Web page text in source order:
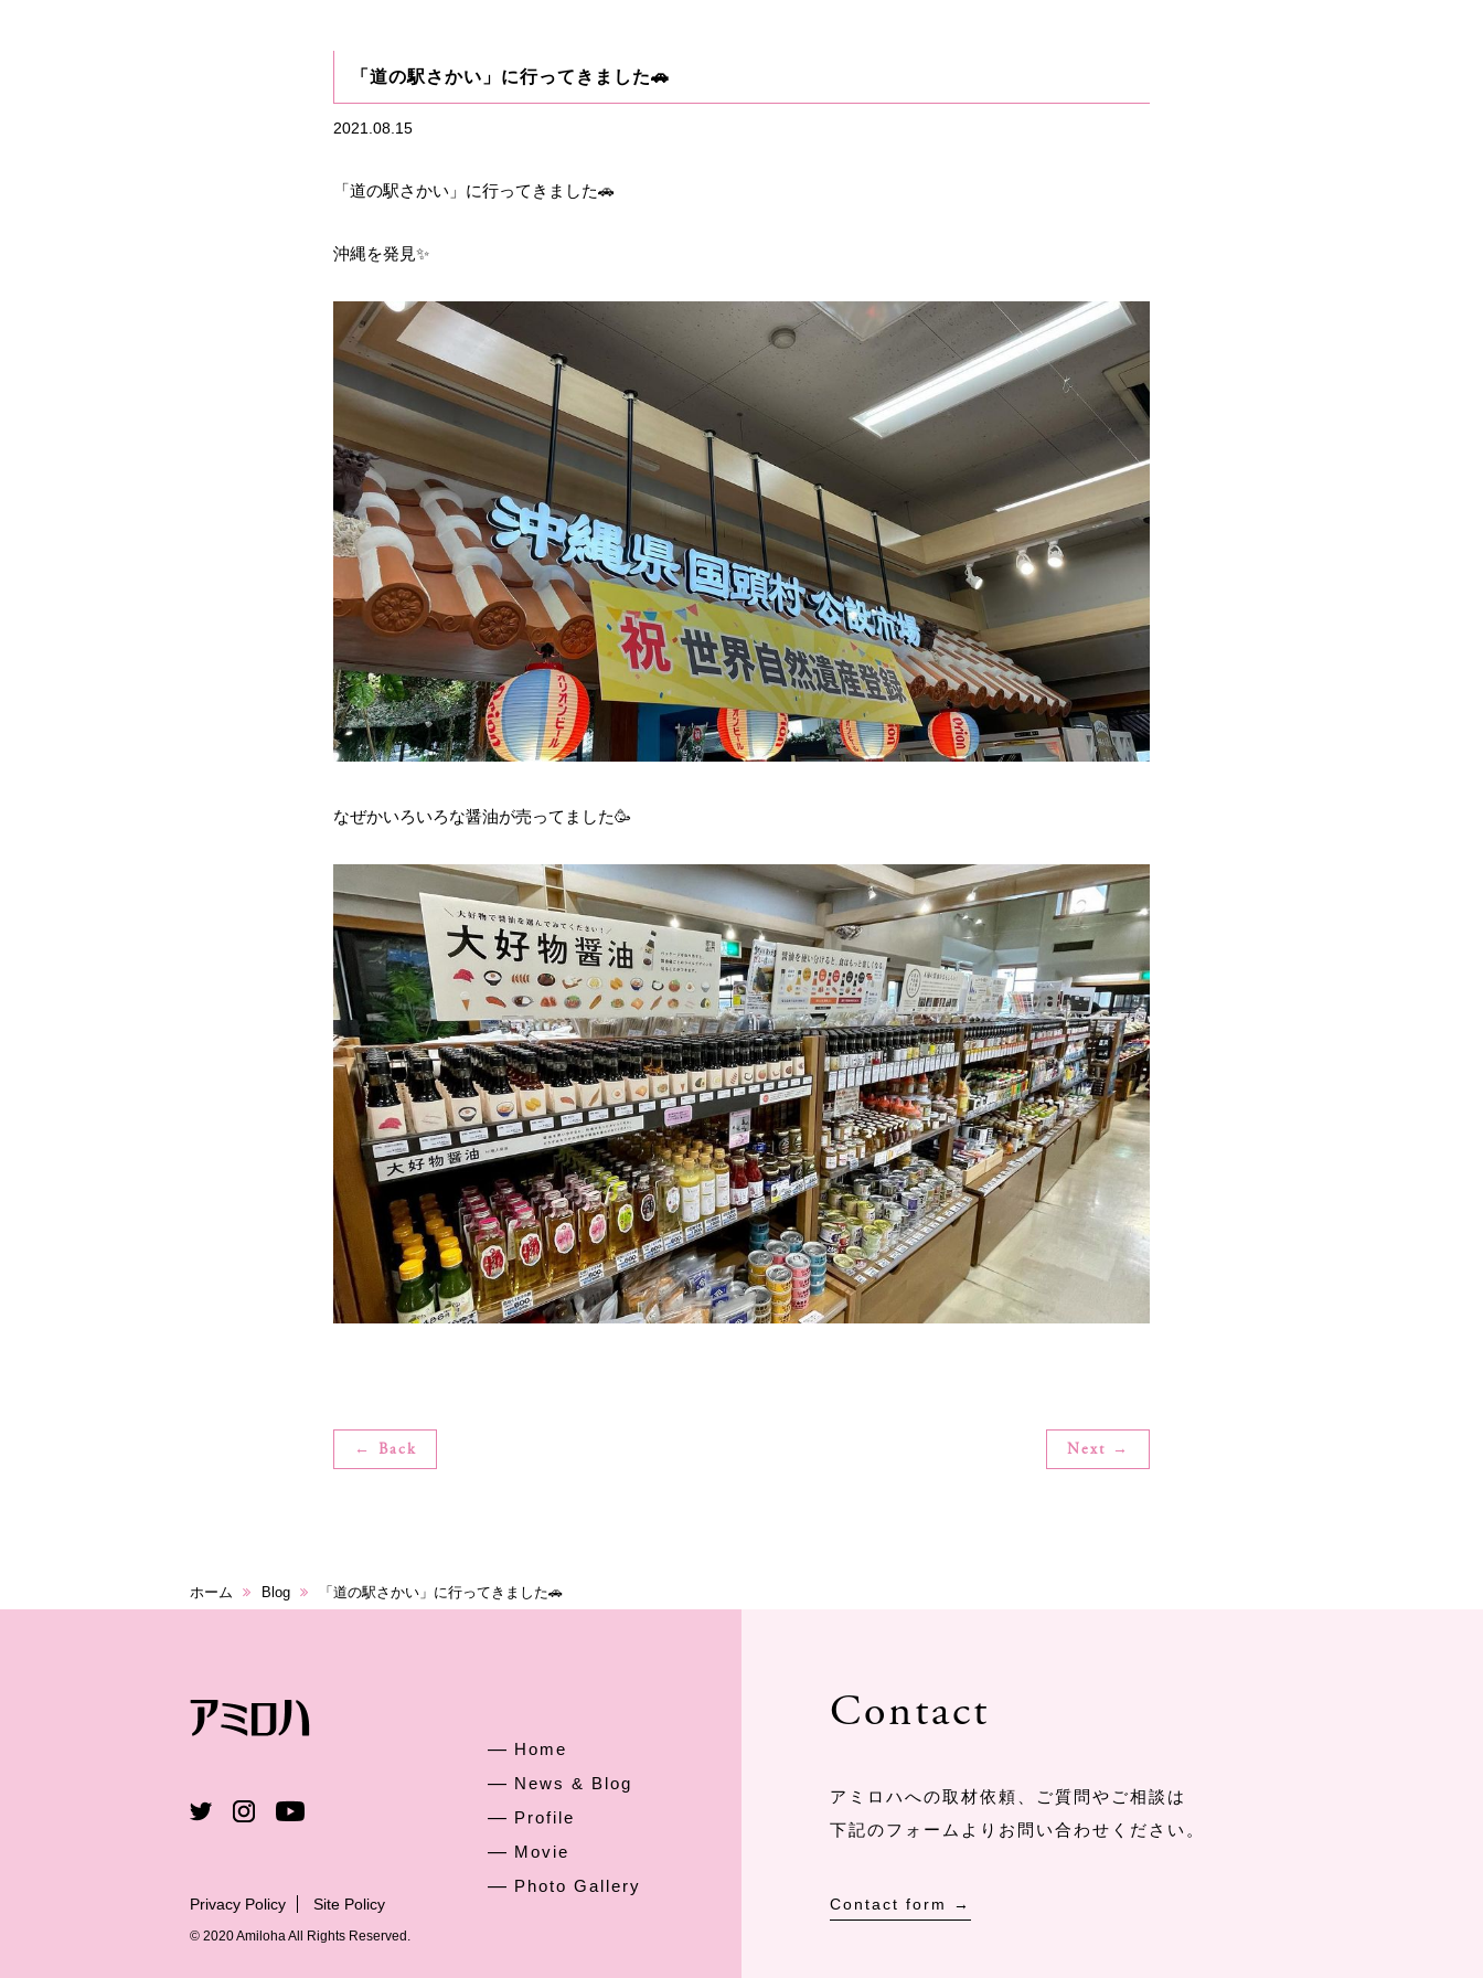
「道の駅さかい」に行ってきました🚗
2021.08.15
「道の駅さかい」に行ってきました🚗
沖縄を発見✨
なぜかいろいろな醤油が売ってました🥳
← Back Next →
ホーム Blog 「道の駅さかい」に行ってきました🚗
Contact
アミロハへの取材依頼、ご質問やご相談は
下記のフォームよりお問い合わせください。
Contact form →
Home
News & Blog
Profile
Movie
Photo Gallery
Privacy Policy Site Policy
© 2020 Amiloha All Rights Reserved.